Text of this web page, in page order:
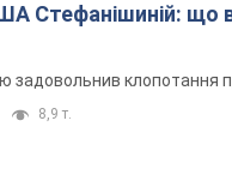
про
задовольнив клопотання
8,9 т.